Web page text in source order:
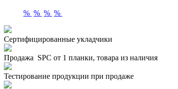
% % % %
Сертифицированные укладчики
Продажа SPC от 1 планки, товара из наличия
Тестирование продукции при продаже